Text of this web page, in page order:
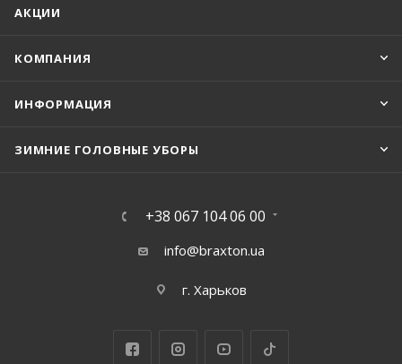
АКЦИИ
КОМПАНИЯ
ИНФОРМАЦИЯ
ЗИМНИЕ ГОЛОВНЫЕ УБОРЫ
+38 067 104 06 00
info@braxton.ua
г. Харьков